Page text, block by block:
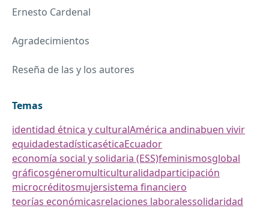
Ernesto Cardenal
Agradecimientos
Reseña de las y los autores
Temas
identidad étnica y culturalAmérica andinabuen vivir
equidadestadísticaséticaEcuador
economía social y solidaria (ESS)feminismosglobal
gráficosgéneromulticulturalidadparticipación
microcréditosmujersistema financiero
teorías económicasrelaciones laboralessolidaridad